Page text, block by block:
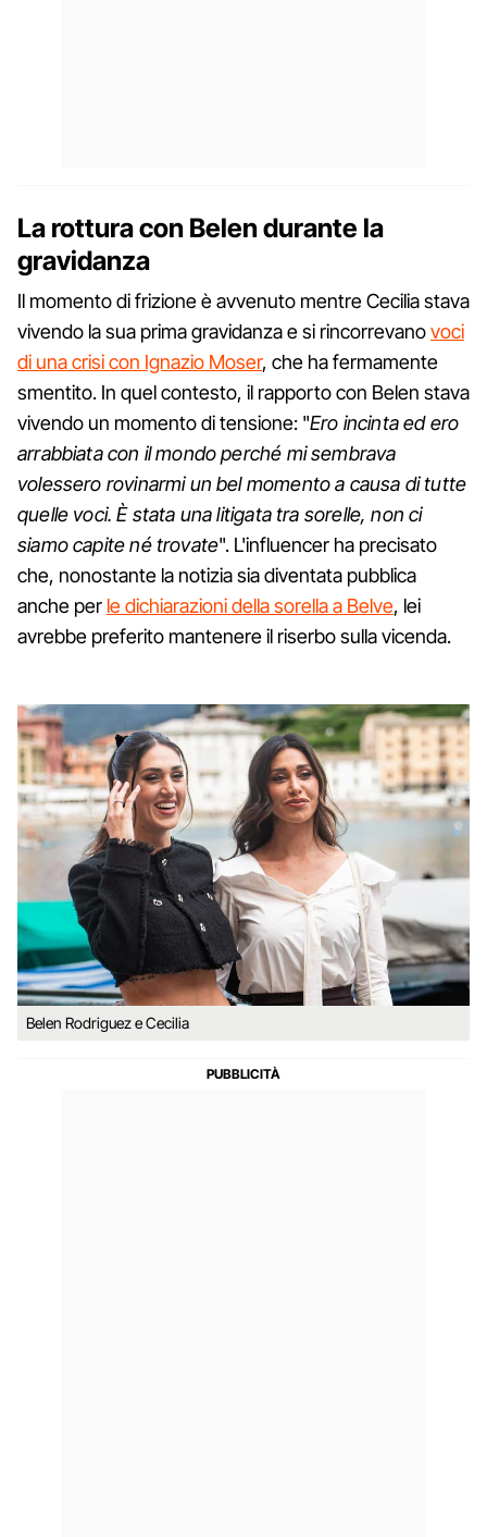
La rottura con Belen durante la
gravidanza
Il momento di frizione è avvenuto mentre Cecilia stava
vivendo la sua prima gravidanza e si rincorrevanovoci
di una crisi con Ignazio Moser, che ha fermamente
smentito. In quel contesto, il rapporto con Belen stava
vivendo un momento di tensione: "Ero incinta ed ero
arrabbiata con il mondo perché mi sembrava
volessero rovinarmi un bel momento a causa di tutte
quelle voci. È stata una litigata tra sorelle, non ci
siamo capite né trovate". L'influencer ha precisato
che, nonostante la notizia sia diventata pubblica
anche per le dichiarazioni della sorella a Belve, lei
avrebbe preferito mantenere il riserbo sulla vicenda.
Belen Rodriguez e Cecilia